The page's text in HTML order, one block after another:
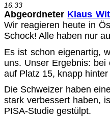
16.33
Abgeordneter Klaus
Wir reagieren heute in
Schock! Alle haben nur
Es ist schon eigenartig,
uns. Unser Ergebnis:
auf Platz 15, knapp
Die Schweizer haben
stark verbessert haben,
PISA-Studie gestülpt.